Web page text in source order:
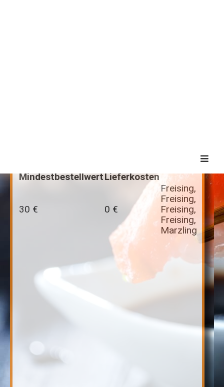
MindestbestellwertLieferkosten
30 € 0 €
Freising,
Freising,
Freising,
Freising,
Marzling